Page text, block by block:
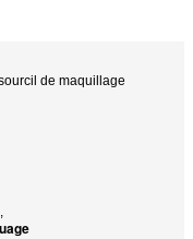
de maquillage
,